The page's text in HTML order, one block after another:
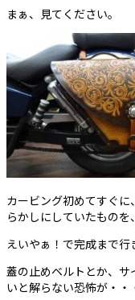
まぁ、見てください。
カービング初めてすぐ
らかしにしていたものを、
えいやぁ！で完成まで行
蓋の止めベルトとか、サ
いと解らない恐怖が・・